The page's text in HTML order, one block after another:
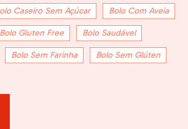
Caseiro Sem Açúcar Bolo Com Aveia
Bolo Gluten Free Bolo Saudável
Bolo Sem Farinha Bolo Sem Glúten